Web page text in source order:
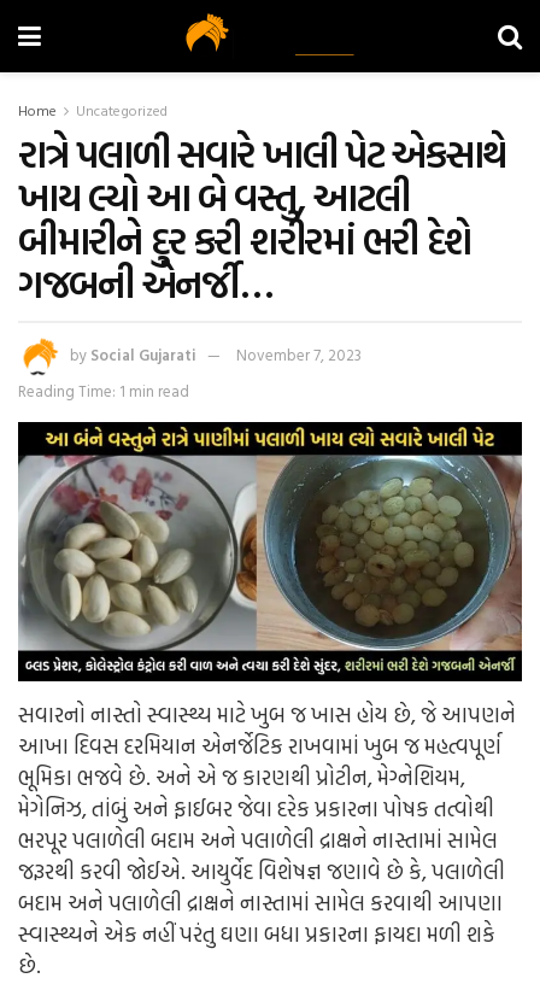
Home Uncategorized
રાત્રે પલાળી સવારે ખાલી પેટ એકસાથે
ખાય લ્યો આ બે વસ્તુ, આટલી
બીમારીને દુર કરી શરીરમાં ભરી દેશે
ગજબની એનર્જી…
by Social Gujarati
November 7, 2023
Reading Time: 1 min read
સવારનો નાસ્તો સ્વાસ્થ્ય માટે ખુબ જ ખાસ હોય છે, જે આપણને
આખા દિવસ દરમિયાન એનર્જેટિક રાખવામાં ખુબ જ મહત્વપૂર્ણ
ભૂમિકા ભજવે છે. અને એ જ કારણથી પ્રોટીન, મેગ્નેશિયમ,
મેગેનિઝ, તાંબું અને ફાઈબર જેવા દરેક પ્રકારના પોષક તત્વોથી
ભરપૂર પલાળેલી બદામ અને પલાળેલી દ્રાક્ષને નાસ્તામાં સામેલ
જરૂરથી કરવી જોઈએ. આયુર્વેદ વિશેષજ્ઞ જણાવે છે કે, પલાળેલી
બદામ અને પલાળેલી દ્રાક્ષને નાસ્તામાં સામેલ કરવાથી આપણા
સ્વાસ્થ્યને એક નહીં પરંતુ ઘણા બધા પ્રકારના ફાયદા મળી શકે
છે.